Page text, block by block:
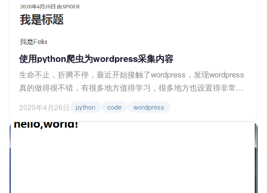
使用python爬虫为wordpress采集内容
生命不止，折腾不停，最近开始接触了wordpress，发现wordpress
真的做得很不错，有很多地方值得学习，很多地方也设置得非常巧
荡，所以我在想可不可用python为wordpress采集一些内容再自动发
布上去呢，那么话不多说，让我们开干吧 一、所需库与模块 re...
2020年4月26日 python code wordpress